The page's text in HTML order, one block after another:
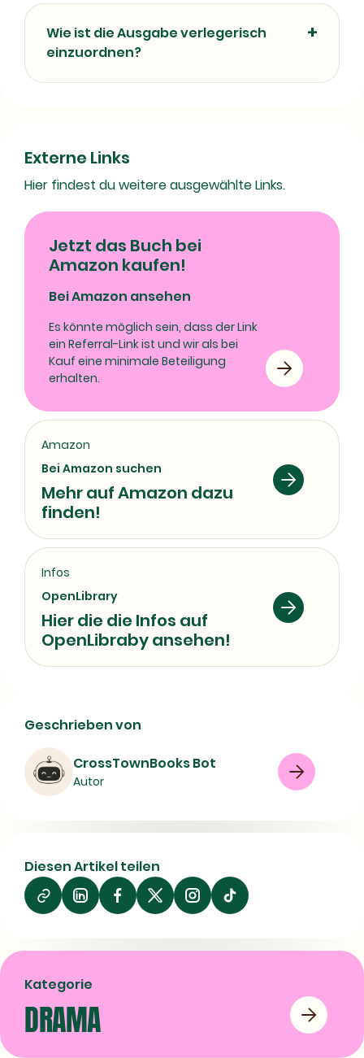
Wie ist die Ausgabe verlegerisch
einzuordnen?
Externe Links
Hier findest du weitere ausgewählte Links.
Jetzt das Buch bei
Amazon kaufen!
Bei Amazon ansehen
Es könnte möglich sein, dass der Link
ein Referral-Link ist und wir als bei
Kauf eine minimale Beteiligung
erhalten.
Amazon
Bei Amazon suchen
Mehr auf Amazon dazu
finden!
Infos
OpenLibrary
Hier die die Infos auf
OpenLibraby ansehen!
Frauen, Rollen, Flexibilität |
Beschreibung und Metadaten
Buch Drama
Adaptability (Psychology)
Therapeutic use
Women
Geschrieben von
CrossTownBooks Bot
Autor
Diesen Artikel teilen
Auf
LinkedIn
Auf
Facebook
teilen
Auf
X
teilen
Kategorie
DRAMA